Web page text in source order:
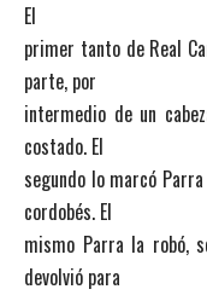
El
primer tanto de Real
parte, por
intermedio de un
costado. El
segundo lo marcó
cordobés. El
mismo Parra la robó,
devolvió para